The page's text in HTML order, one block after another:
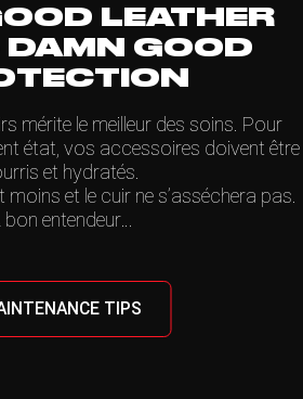
LEATHER
DAMN GOOD
mérite le meilleur des soins. Pour
état, vos accessoires doivent être
et hydratés.
et le cuir ne s’asséchera pas.
bon entendeur…
TIPS